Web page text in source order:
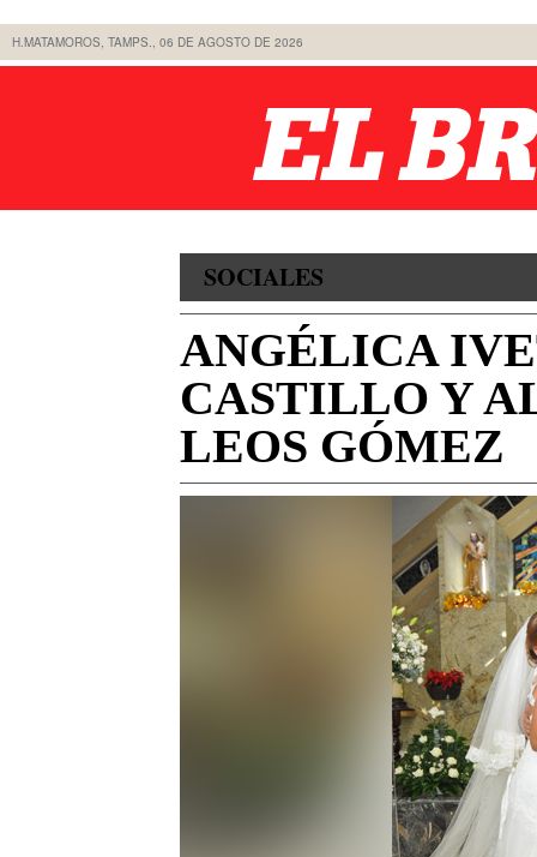
H.MATAMOROS, TAMPS., 06 DE AGOSTO DE 2026
SOCIALES
ANGÉLICA
CASTILLO Y
LEOS GÓMEZ